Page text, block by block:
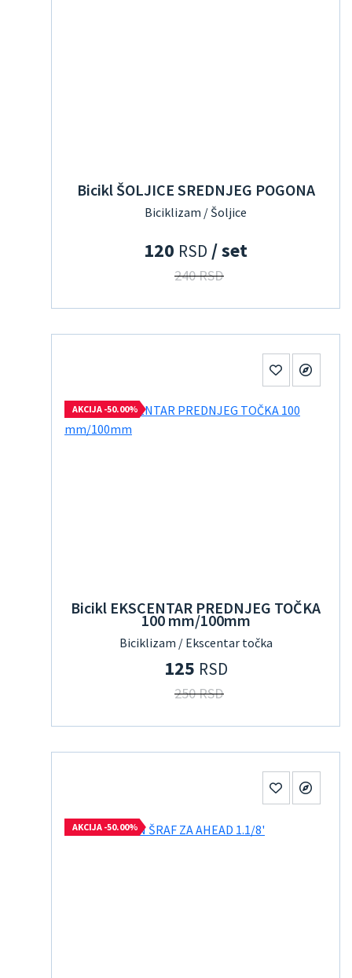
Bicikl ŠOLJICE SREDNJEG POGONA
Biciklizam / Šoljice
120 RSD / set
240 RSD
AKCIJA -50.00%
Bicikl EKSCENTAR PREDNJEG TOČKA
100 mm/100mm
Biciklizam / Ekscentar točka
125 RSD
250 RSD
AKCIJA -50.00%